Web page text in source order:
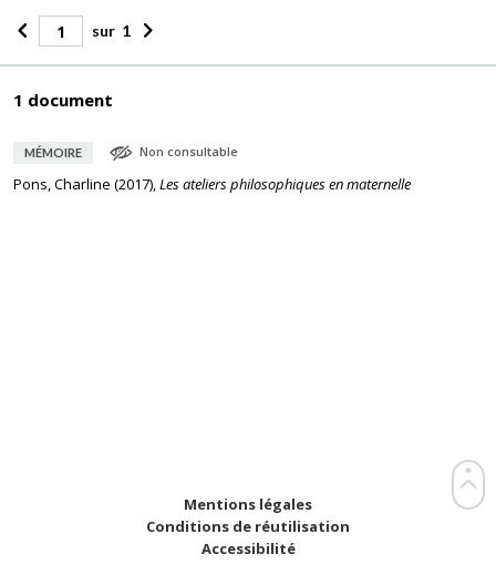
sur 1
1 document
MÉMOIRE Non consultable
Pons, Charline (2017),Les ateliers philosophiques en maternelle
Mentions légales
Conditions de réutilisation
Accessibilité